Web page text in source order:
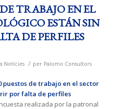
TRABAJO EN EL
ESTÁN SIN
DE PERFILES
a Notícies / per Palomo Consultors
puestos de trabajo en el sector
por falta de perfiles
realizada por la patronal